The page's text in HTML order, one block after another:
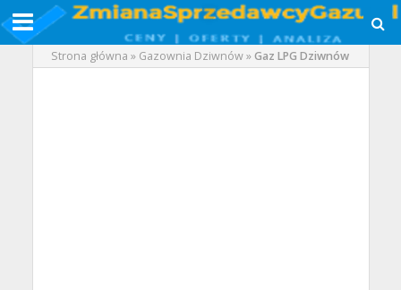
Strona główna » Gazownia Dziwnów»Gaz LPG Dziwnów